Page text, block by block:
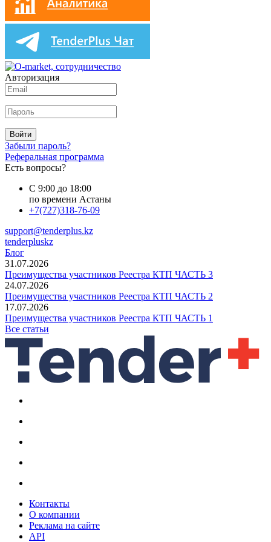
Авторизация
Войти
Забыли пароль?
Реферальная программа
Есть вопросы?
С 9:00 до 18:00
по времени Астаны
+7(727)318-76-09
support@tenderplus.kz
tenderpluskz
Блог
31.07.2026
Преимущества участников Реестра КТП ЧАСТЬ 3
24.07.2026
Преимущества участников Реестра КТП ЧАСТЬ 2
17.07.2026
Преимущества участников Реестра КТП ЧАСТЬ 1
Все статьи
Контакты
О компании
Реклама на сайте
API